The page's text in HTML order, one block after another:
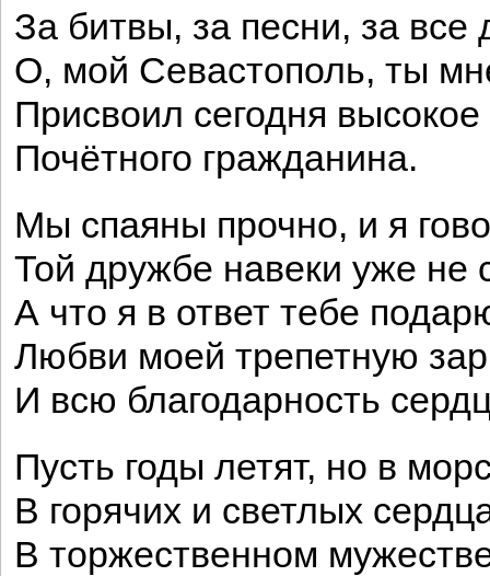
За битвы, за песни, за все
О, мой Севастополь, ты
Присвоил сегодня высокое
Почётного гражданина.
Мы спаяны прочно, и я
Той дружбе навеки уже не
А что я в ответ тебе
Любви моей трепетную
И всю благодарность
Пусть годы летят, но в
В горячих и светлых
В торжественном